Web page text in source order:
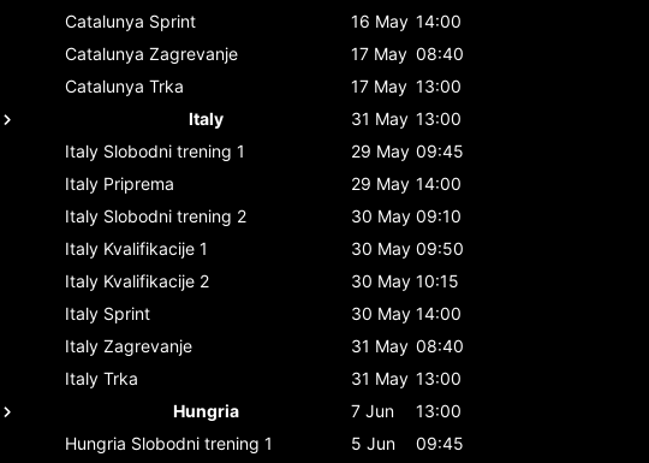
Catalunya Sprint 16 May 14:00
Catalunya Zagrevanje 17 May 08:40
Catalunya Trka 17 May 13:00
Italy
31 May 13:00
Italy Slobodni trening 1 29 May 09:45
Italy Priprema 29 May 14:00
Italy Slobodni trening 2 30 May 09:10
Italy Kvalifikacije 1 30 May 09:50
Italy Kvalifikacije 2 30 May 10:15
Italy Sprint 30 May 14:00
Italy Zagrevanje 31 May 08:40
Italy Trka 31 May 13:00
Hungria
7 Jun
13:00
Hungria Slobodni trening 1 5 Jun
09:45